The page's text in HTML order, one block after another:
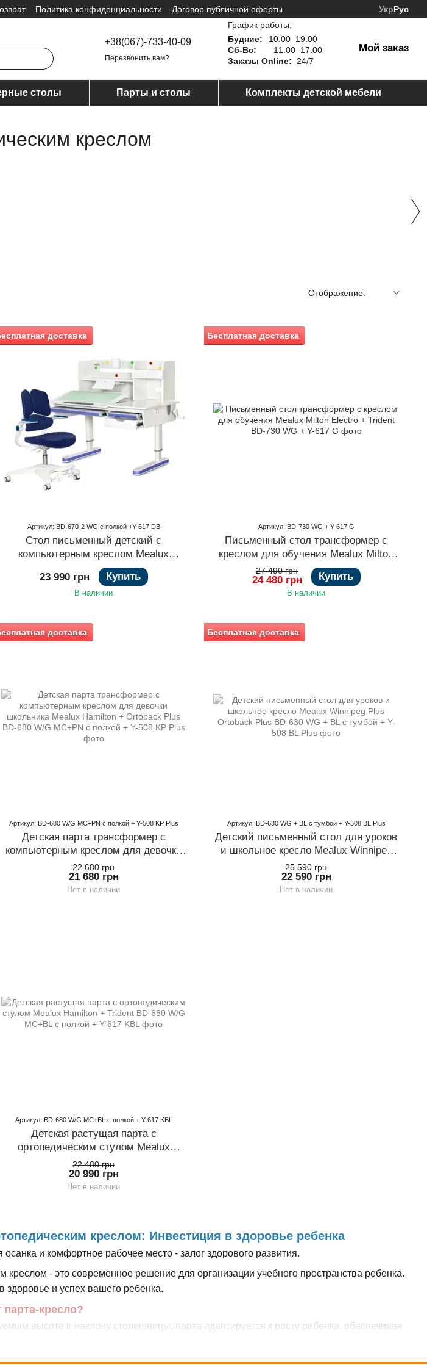
Политика конфиденциальности
Договор публичной оферты
УкрРус
+38(067)-733-40-09
Перезвонить вам?
График работы:
Будние:
10:00–19:00
Сб-Вс:
11:00–17:00
Заказы Online: 24/7
Мой заказ
столы Парты и столы Комплекты детской мебели
креслом
Отображение:
креслом: Инвестиция в здоровье ребенка
и комфортное рабочее место - залог здорового развития.
- это современное решение для организации учебного пространства ребенка.
здоровье и успех вашего ребенка.
кресло?
высоте и наклону столешницы, парта адаптируется к росту ребенка, обеспечивая
доставка
Артикул: BD-670-2 WG с полкой +Y-617 DB
Стол письменный детский с
компьютерным креслом Mealux
Montreal 2 + Trident
23 990 грн
Купить
В наличии
Бесплатная доставка
Артикул: BD-730 WG + Y-617 G
Письменный стол трансформер с
креслом для обучения Mealux Milton
Electro + Trident
27 490 грн
24 480 грн Купить
В наличии
доставка
Артикул: BD-680 W/G MC+PN с полкой + Y-508 KP Plus
Детская парта трансформер с
компьютерным креслом для девочки
школьника Mealux Hamilton + Ortoback
Plus
22 680 грн
21 680 грн
Нет в наличии
Бесплатная доставка
Артикул: BD-630 WG + BL с тумбой + Y-508 BL Plus
Детский письменный стол для уроков
и школьное кресло Mealux Winnipeg
Plus Ortoback Plus
25 590 грн
22 590 грн
Нет в наличии
Артикул: BD-680 W/G MC+BL с полкой + Y-617 KBL
Детская растущая парта с
ортопедическим стулом Mealux
Hamilton + Trident
22 480 грн
20 990 грн
Нет в наличии